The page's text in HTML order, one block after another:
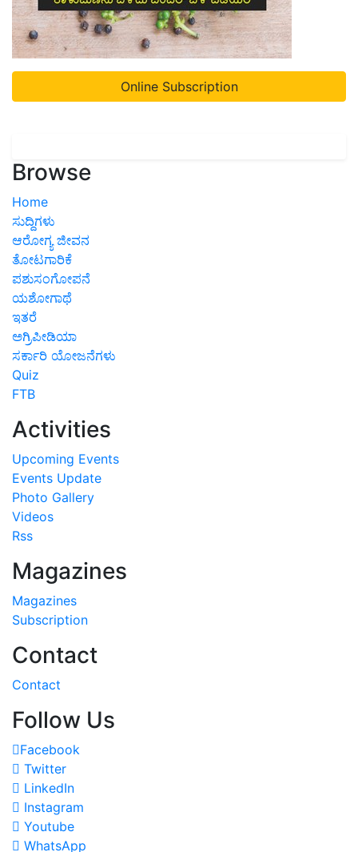
Online Subscription
Browse
Home
ಸುದ್ದಿಗಳು
ಆರೋಗ್ಯ ಜೀವನ
ತೋಟಗಾರಿಕೆ
ಪಶುಸಂಗೋಪನೆ
ಯಶೋಗಾಥೆ
ಇತರೆ
ಅಗ್ರಿಪೀಡಿಯಾ
ಸರ್ಕಾರಿ ಯೋಜನೆಗಳು
Quiz
FTB
Activities
Upcoming Events
Events Update
Photo Gallery
Videos
Rss
Magazines
Magazines
Subscription
Contact
Contact
Follow Us
Facebook
Twitter
LinkedIn
Instagram
Youtube
WhatsApp